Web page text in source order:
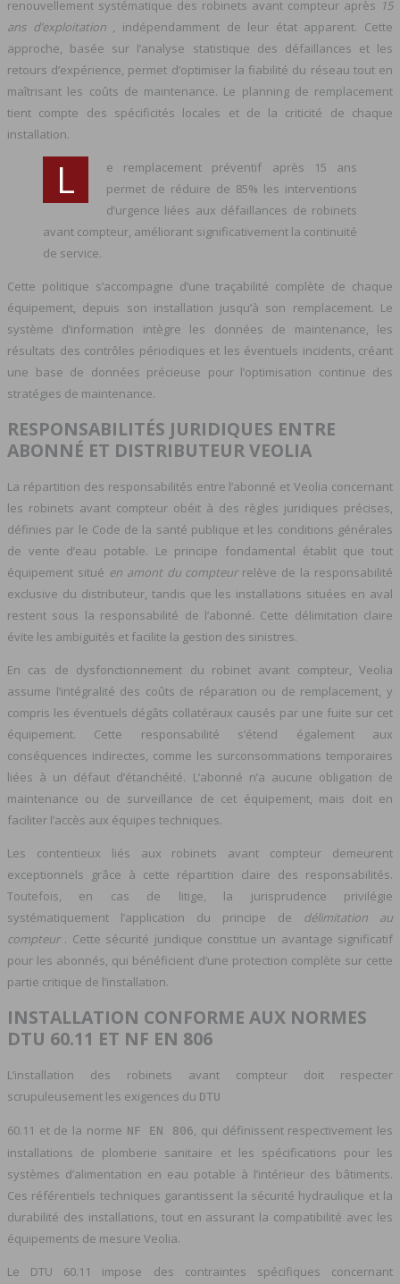
renouvellement systématique des robinets avant compteur après 15
ans d’exploitation , indépendamment de leur état apparent. Cette
approche, basée sur l’analyse statistique des défaillances et les
retours d’expérience, permet d’optimiser la fiabilité du réseau tout en
maîtrisant les coûts de maintenance. Le planning de remplacement
tient compte des spécificités locales et de la criticité de chaque
installation.
L
e remplacement préventif après 15 ans
permet de réduire de 85% les interventions
d’urgence liées aux défaillances de robinets
avant compteur, améliorant significativement la continuité
de service.
Cette politique s’accompagne d’une traçabilité complète de chaque
équipement, depuis son installation jusqu’à son remplacement. Le
système d’information intègre les données de maintenance, les
résultats des contrôles périodiques et les éventuels incidents, créant
une base de données précieuse pour l’optimisation continue des
stratégies de maintenance.
RESPONSABILITÉS JURIDIQUES ENTRE
ABONNÉ ET DISTRIBUTEUR VEOLIA
La répartition des responsabilités entre l’abonné et Veolia concernant
les robinets avant compteur obéit à des règles juridiques précises,
définies par le Code de la santé publique et les conditions générales
de vente d’eau potable. Le principe fondamental établit que tout
équipement situé en amont du compteur relève de la responsabilité
exclusive du distributeur, tandis que les installations situées en aval
restent sous la responsabilité de l’abonné. Cette délimitation claire
évite les ambiguïtés et facilite la gestion des sinistres.
En cas de dysfonctionnement du robinet avant compteur, Veolia
assume l’intégralité des coûts de réparation ou de remplacement, y
compris les éventuels dégâts collatéraux causés par une fuite sur cet
équipement. Cette responsabilité s’étend également aux
conséquences indirectes, comme les surconsommations temporaires
liées à un défaut d’étanchéité. L’abonné n’a aucune obligation de
maintenance ou de surveillance de cet équipement, mais doit en
faciliter l’accès aux équipes techniques.
Les contentieux liés aux robinets avant compteur demeurent
exceptionnels grâce à cette répartition claire des responsabilités.
Toutefois, en cas de litige, la jurisprudence privilégie
systématiquement l’application du principe de délimitation au
compteur . Cette sécurité juridique constitue un avantage significatif
pour les abonnés, qui bénéficient d’une protection complète sur cette
partie critique de l’installation.
INSTALLATION CONFORME AUX NORMES
DTU 60.11 ET NF EN 806
L’installation des robinets avant compteur doit respecter
scrupuleusement les exigences du DTU
60.11 et de la norme NF EN 806, qui définissent respectivement les
installations de plomberie sanitaire et les spécifications pour les
systèmes d’alimentation en eau potable à l’intérieur des bâtiments.
Ces référentiels techniques garantissent la sécurité hydraulique et la
durabilité des installations, tout en assurant la compatibilité avec les
équipements de mesure Veolia.
Le DTU 60.11 impose des contraintes spécifiques concernant